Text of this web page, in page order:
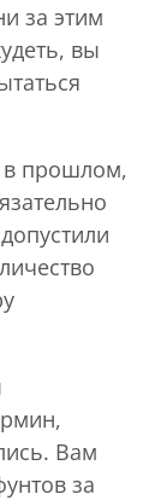
за этим
вы
в прошлом,
Вам
за